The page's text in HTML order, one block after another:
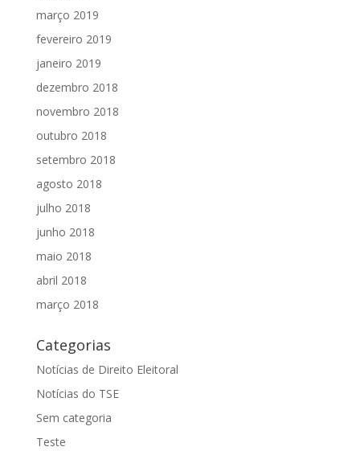
março 2019
fevereiro 2019
janeiro 2019
dezembro 2018
novembro 2018
outubro 2018
setembro 2018
agosto 2018
julho 2018
junho 2018
maio 2018
abril 2018
março 2018
Categorias
Notícias de Direito Eleitoral
Notícias do TSE
Sem categoria
Teste